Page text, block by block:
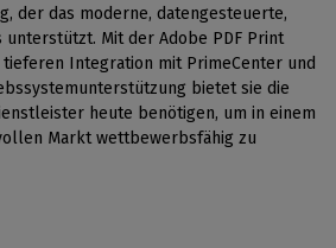
der das moderne, datengesteuerte,
Mit der Adobe PDF Print
Integration mit PrimeCenter und
bietet sie die
heute benötigen, um in einem
Markt wettbewerbsfähig zu